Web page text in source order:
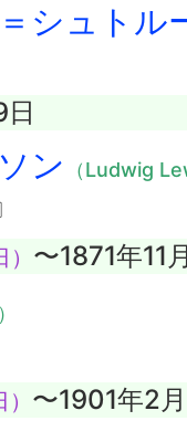
シュトル
ン （Ludwig
〜1871年11
〜1901年2